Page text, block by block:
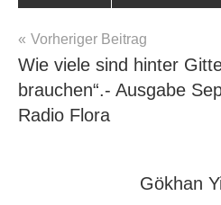
Beitragsnavigation
Vorheriger Beitrag
Wie viele sind hinter
brauchen“.- Ausgabe
Radio Flora
Gökhan